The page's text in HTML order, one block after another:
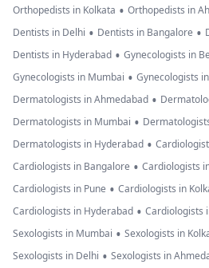
Orthopedists in Kolkata • Orthopedists in
Dentists in Delhi • Dentists in Bangalore •
Dentists in Hyderabad • Gynecologists in
Gynecologists in Mumbai • Gynecologists
Dermatologists in Ahmedabad •
Dermatologists in Mumbai •
Dermatologists in Hyderabad •
Cardiologists in Bangalore • Cardiologists
Cardiologists in Pune • Cardiologists in
Cardiologists in Hyderabad • Cardiologists
Sexologists in Mumbai • Sexologists in
Sexologists in Delhi • Sexologists in